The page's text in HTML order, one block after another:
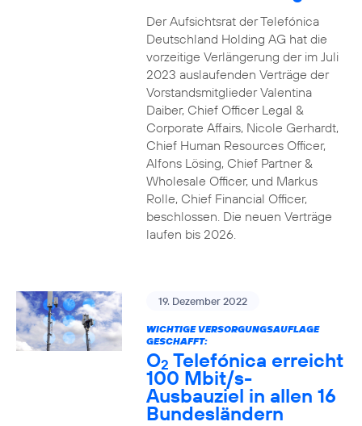
Der Aufsichtsrat der Telefónica
Deutschland Holding AG hat die
vorzeitige Verlängerung der im Juli
2023 auslaufenden Verträge der
Vorstandsmitglieder Valentina
Daiber, Chief Officer Legal &
Corporate Affairs, Nicole Gerhardt,
Chief Human Resources Officer,
Alfons Lösing, Chief Partner &
Wholesale Officer, und Markus
Rolle, Chief Financial Officer,
beschlossen. Die neuen Verträge
laufen bis 2026.
19. Dezember 2022
WICHTIGE VERSORGUNGSAUFLAGE
GESCHAFFT:
O2 Telefónica erreicht
100 Mbit/s-
Ausbauziel in allen 16
Bundesländern